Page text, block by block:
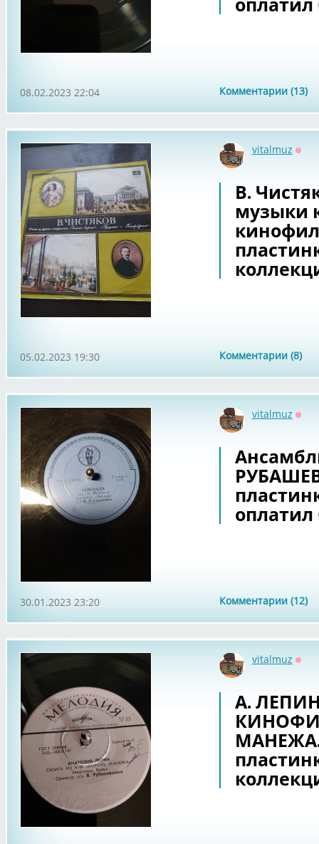
Комментарии (13)
08.02.2023 22:04
vitalmuz
В.
музыки
Комментарии (8)
05.02.2023 19:30
vitalmuz
оплатил
Комментарии (12)
30.01.2023 23:20
vitalmuz
А.